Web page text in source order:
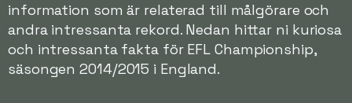
information som är relaterad till målgörare och
andra intressanta rekord. Nedan hittar ni kuriosa
och intressanta fakta för EFL Championship,
säsongen 2014/2015 i England.